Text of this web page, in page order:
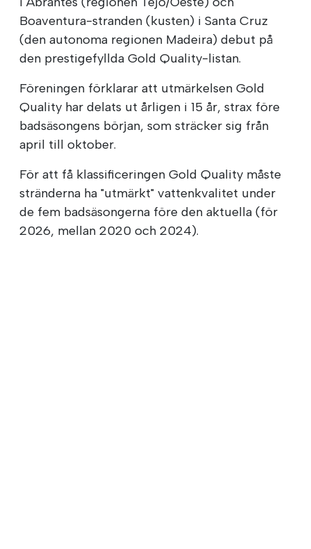
Boaventura-stranden (kusten) i Santa Cruz
(den autonoma regionen Madeira) debut på
den prestigefyllda Gold Quality-listan.
Föreningen förklarar att utmärkelsen Gold
Quality har delats ut årligen i 15 år, strax före
badsäsongens början, som sträcker sig från
april till oktober.
För att få klassificeringen Gold Quality måste
stränderna ha "utmärkt" vattenkvalitet under
de fem badsäsongerna före den aktuella (för
2026, mellan 2020 och 2024).